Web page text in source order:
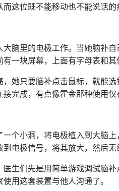
这位既不能移动也不能说话的
脑里的电极工作。当她脑补
一块屏幕，上面有字母表和其
，她只要脑补点击鼠标，就能
完成，有点像霍金那种使用仅
一个小洞，将电极植入到大脑
电极信号，将其放大，然后无
医生们先是用简单游戏调试脑
用这套装置与他人沟通了。